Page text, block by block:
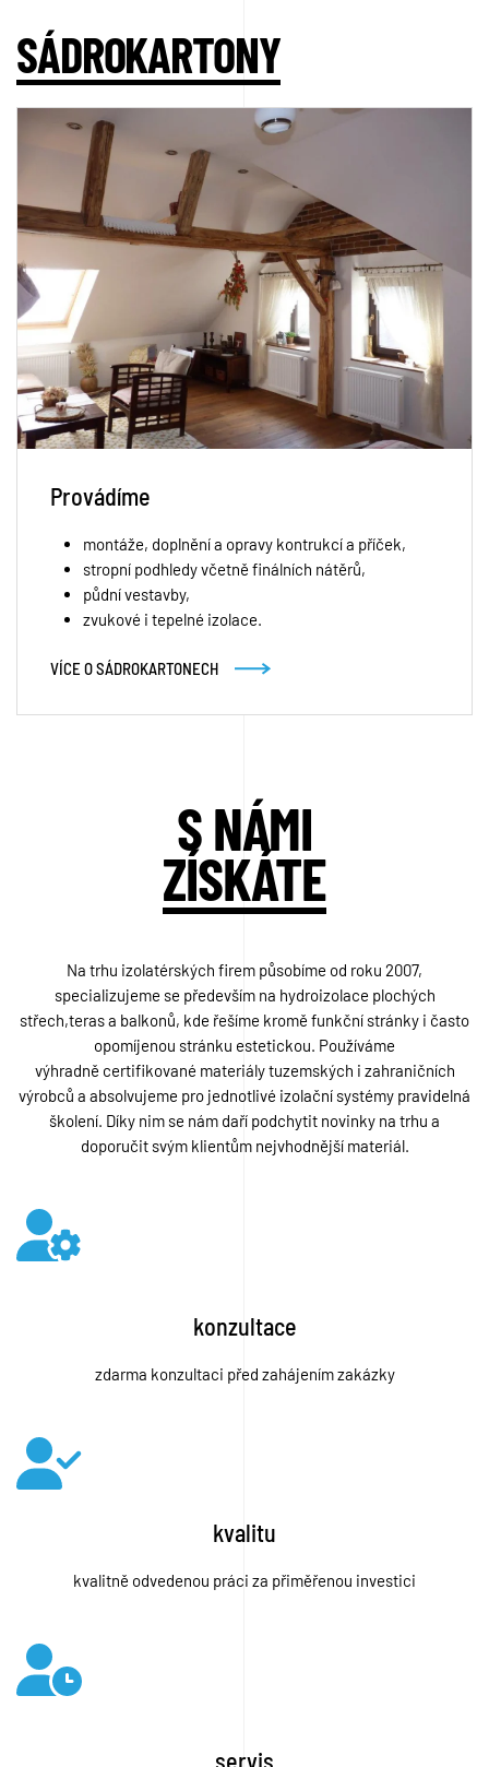
SÁDROKARTONY
Provádíme
montáže, doplnění a opravy kontrukcí a příček,
stropní podhledy včetně finálních nátěrů,
půdní vestavby,
zvukové i tepelné izolace.
VÍCE O SÁDROKARTONECH
S NÁMI
ZÍSKÁTE
Na trhu izolatérských firem působíme od roku 2007,
specializujeme se především na hydroizolace plochých
střech,teras a balkonů, kde řešíme kromě funkční stránky i často
opomíjenou stránku estetickou. Používáme
výhradně certifikované materiály tuzemských i zahraničních
výrobců a absolvujeme pro jednotlivé izolační systémy pravidelná
školení. Díky nim se nám daří podchytit novinky na trhu a
doporučit svým klientům nejvhodnější materiál.
konzultace
zdarma konzultaci před zahájením zakázky
kvalitu
kvalitně odvedenou práci za přiměřenou investici
servis